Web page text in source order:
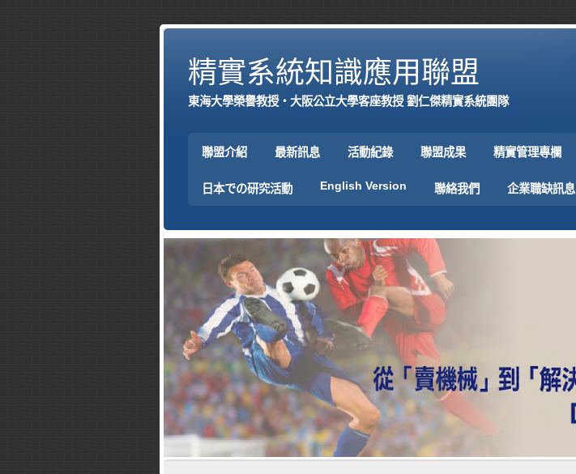
精實系統知識應用聯盟
東海大學榮譽教授‧大阪公立大學客座教授 劉仁傑精實系統團隊
聯盟介紹 最新訊息 活動紀錄 聯盟成果 精實管理專欄
日本での研究活動 English Version 聯絡我們 企業職缺訊息